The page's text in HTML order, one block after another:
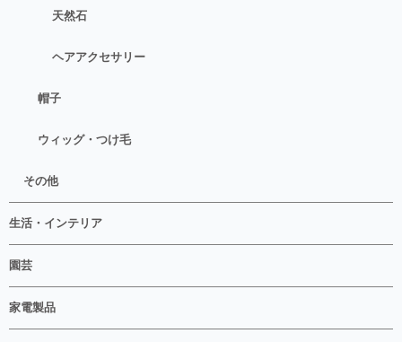
天然石
ヘアアクセサリー
帽子
ウィッグ・つけ毛
その他
生活・インテリア
園芸
家電製品